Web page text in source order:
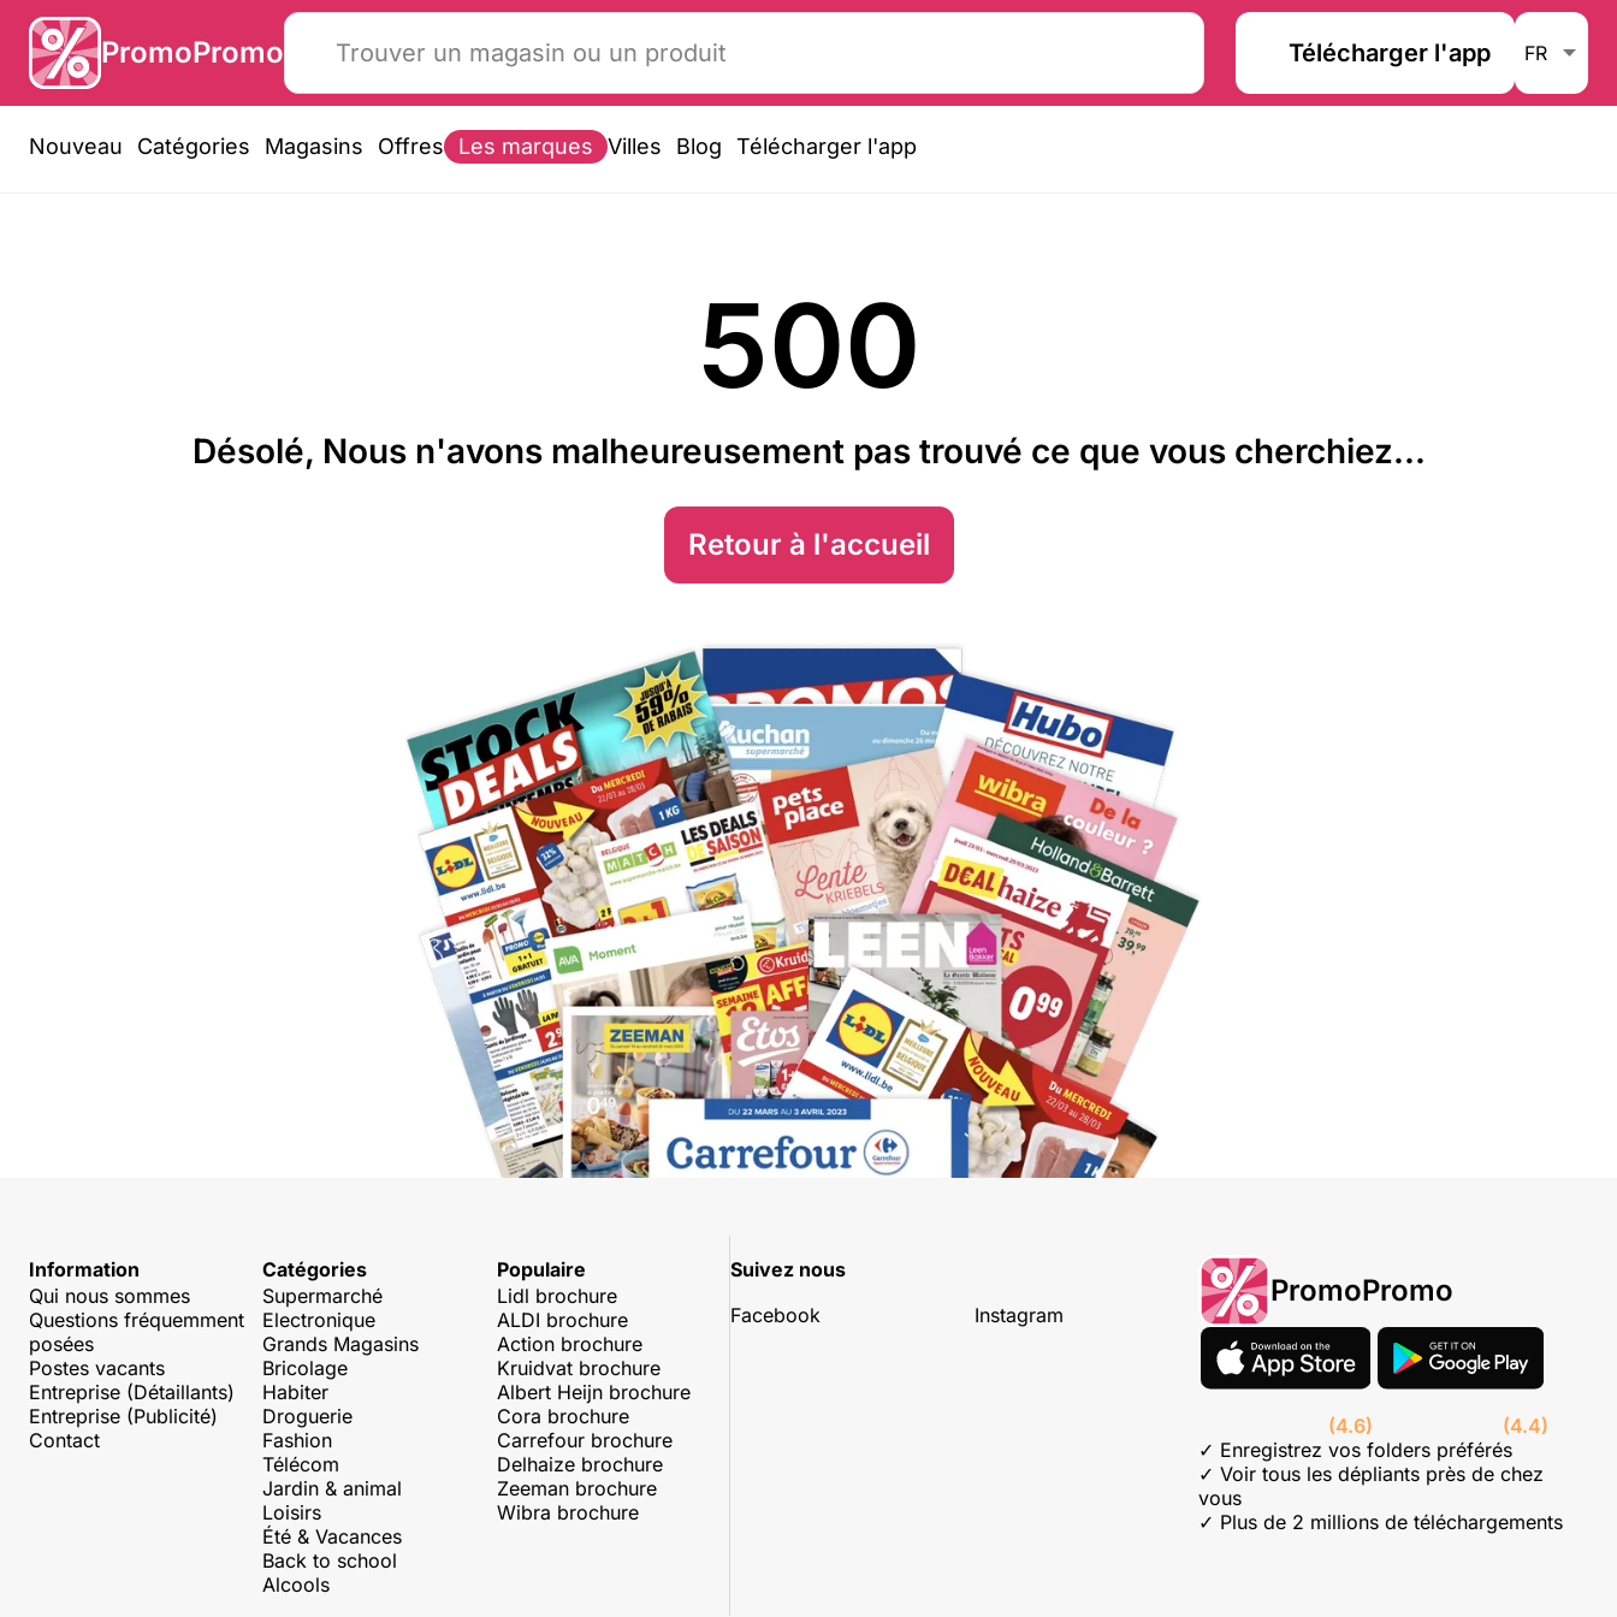
PromoPromo Télécharger l'app
Nouveau Catégories Magasins Offres Les marques Villes Blog Télécharger l'app
500
Désolé, Nous n'avons malheureusement pas trouvé ce que vous cherchiez...
Retour à l'accueil
Information
Qui nous sommes
Questions fréquemment
posées
Postes vacants
Entreprise (Détaillants)
Entreprise (Publicité)
Contact
Catégories
Supermarché
Electronique
Grands Magasins
Bricolage
Habiter
Droguerie
Fashion
Télécom
Jardin & animal
Loisirs
Été & Vacances
Back to school
Alcools
Populaire
Lidl brochure
ALDI brochure
Action brochure
Kruidvat brochure
Albert Heijn brochure
Cora brochure
Carrefour brochure
Delhaize brochure
Zeeman brochure
Wibra brochure
Suivez nous
Facebook
Instagram
PromoPromo
(4.6)
(4.4)
✓ Enregistrez vos folders préférés
✓ Voir tous les dépliants près de chez
vous
✓ Plus de 2 millions de téléchargements